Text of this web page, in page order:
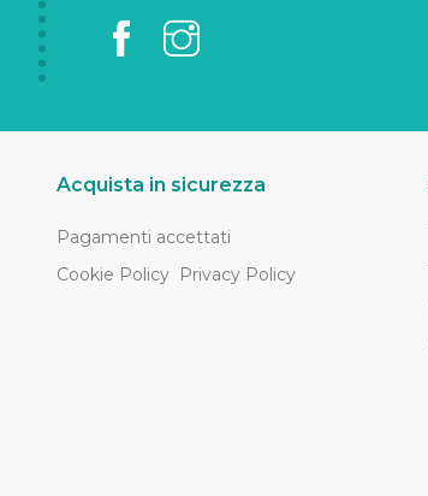
Acquista in sicurezza
Pagamenti accettati
Cookie Policy Privacy Policy